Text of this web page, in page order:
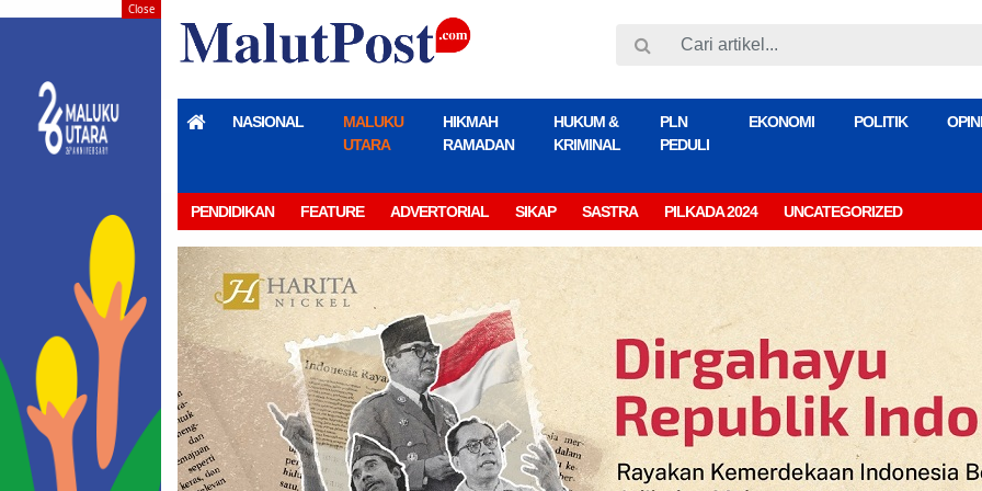
NASIONAL
MALUKU
UTARA
HIKMAH
RAMADAN
HUKUM &
KRIMINAL
PLN
PEDULI
EKONOMI POLITIK OPINI
PENDIDIKAN FEATURE ADVERTORIAL SIKAP SASTRA PILKADA 2024 UNCATEGORIZED
Close